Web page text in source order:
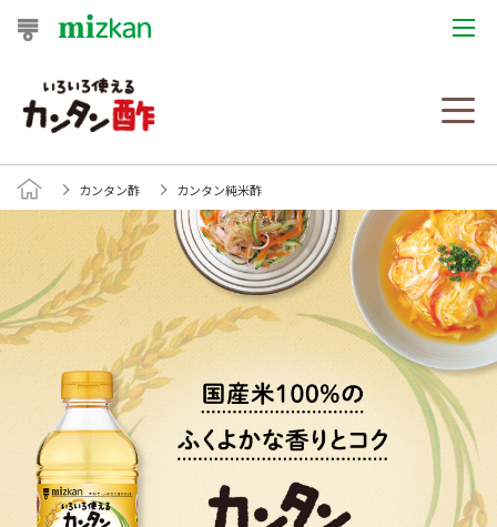
おうちレシピ
レシピ特集
レシピカテゴリ一覧
商品からレシピを探す
レシピ名特集
商品情報
商品カテゴリ
カンタン酢 カンタン純米酢